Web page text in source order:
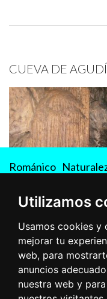
Utilizamos
Usamos cookies y
mejorar tu
web, para
anuncios
nuestra web y
CUEVA DE
Románico